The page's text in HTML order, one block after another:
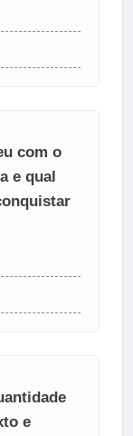
com o
e qual
e